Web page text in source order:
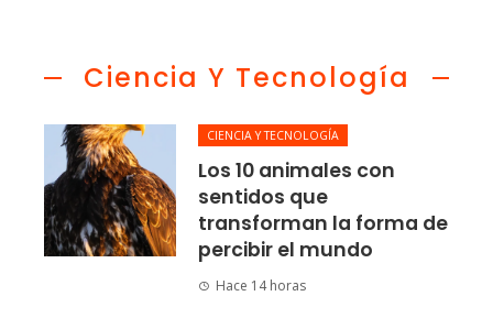
Ciencia Y Tecnología
CIENCIA Y TECNOLOGÍA
Los 10 animales con
sentidos que
transforman la forma de
percibir el mundo
Hace 14 horas